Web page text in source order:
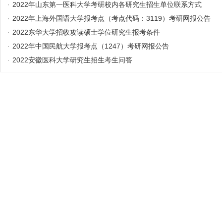
· 2022年山东第一医科大学考研校内各研究生招生单位联系方式
· 2022年上海外国语大学报考点（考点代码：3119）考研网报公告
· 2022东华大学招收攻读硕士学位研究生报考条件
· 2022年中国民航大学报考点（1247）考研网报公告
· 2022安徽医科大学研究生招生考生问答